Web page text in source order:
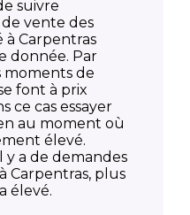
suivre
de vente des
à Carpentras
donnée. Par
moments de
font à prix
ce cas essayer
au moment où
élevé.
y a de demandes
à Carpentras, plus
élevé.